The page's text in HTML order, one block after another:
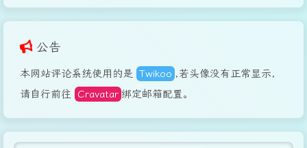
公告
本网站评论系统使用的是 Twikoo ,若头像没有正常显示，
请自行前往
Cravatar 绑定邮箱配置。